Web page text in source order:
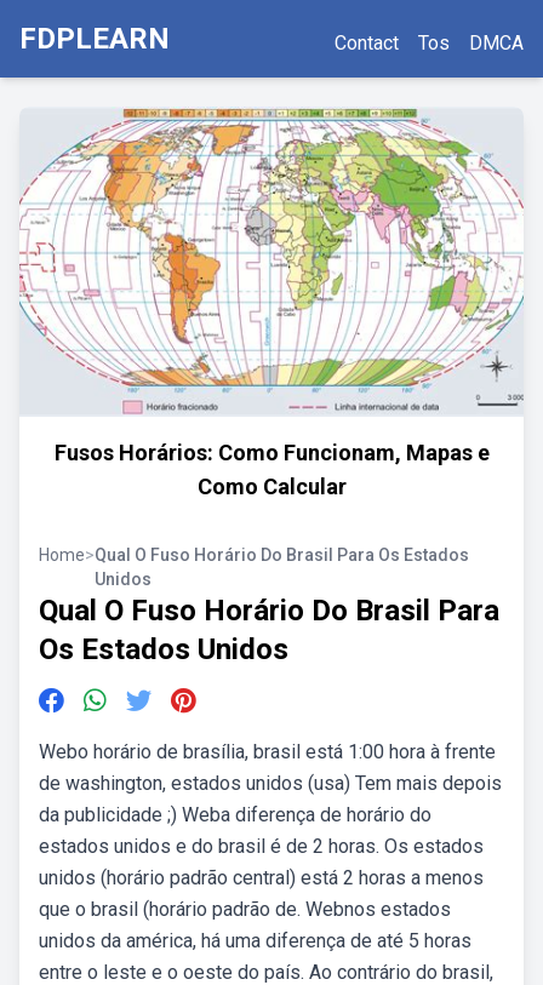
FDPLEARN Contact Tos DMCA
Fusos Horários: Como Funcionam, Mapas e
Como Calcular
Home>Qual O Fuso Horário Do Brasil Para Os Estados
Unidos
Qual O Fuso Horário Do Brasil Para
Os Estados Unidos
Webo horário de brasília, brasil está 1:00 hora à frente
de washington, estados unidos (usa) Tem mais depois
da publicidade ;) Weba diferença de horário do
estados unidos e do brasil é de 2 horas. Os estados
unidos (horário padrão central) está 2 horas a menos
que o brasil (horário padrão de. Webnos estados
unidos da américa, há uma diferença de até 5 horas
entre o leste e o oeste do país. Ao contrário do brasil,